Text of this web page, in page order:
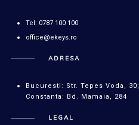
Tel: 0787 100 100
office@ekeys.ro
ADRESA
Bucuresti: Str. Tepes Voda, 30;
Constanta: Bd. Mamaia, 284
LEGAL